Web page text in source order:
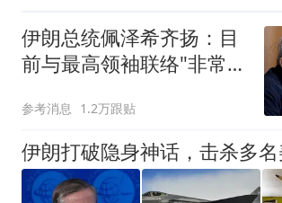
伊朗总统佩泽希齐扬：目
前与最高领袖联络"非常困
参考消息 1.2万跟贴